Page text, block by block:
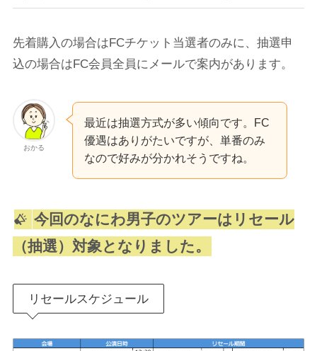
先着購入の場合はFCチケット当選者のみに、抽選申
込の場合はFC会員全員にメールで案内があります。
おかる
最近は抽選方式が多い傾向です。FC
優遇はありがたいですが、単番のみ
なので好みが分かれそうですね。
今回のなにわ男子のツアーはリセール
（抽選）対象となりました。
リセールスケジュール